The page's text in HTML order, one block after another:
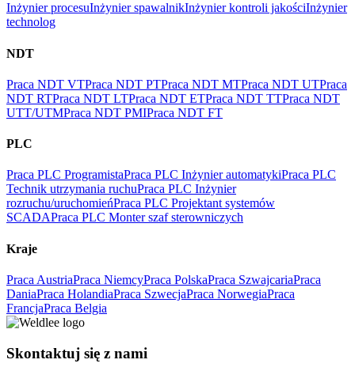
Inżynier procesuInżynier spawalnikInżynier kontroli jakościInżynier
technolog
NDT
Praca NDT VTPraca NDT PTPraca NDT MTPraca NDT UTPraca
NDT RTPraca NDT LTPraca NDT ETPraca NDT TTPraca NDT
UTT/UTMPraca NDT PMIPraca NDT FT
PLC
Praca PLC ProgramistaPraca PLC Inżynier automatykiPraca PLC
Technik utrzymania ruchuPraca PLC Inżynier
rozruchu/uruchomieńPraca PLC Projektant systemów
SCADAPraca PLC Monter szaf sterowniczych
Kraje
Praca AustriaPraca NiemcyPraca PolskaPraca SzwajcariaPraca
DaniaPraca HolandiaPraca SzwecjaPraca NorwegiaPraca
FrancjaPraca Belgia
Skontaktuj się z nami